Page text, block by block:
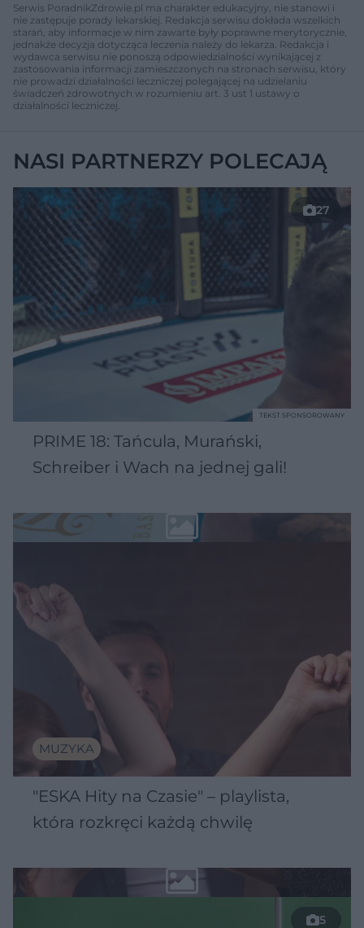
Serwis PoradnikZdrowie.pl ma charakter edukacyjny, nie stanowi i
nie zastępuje porady lekarskiej. Redakcja serwisu dokłada wszelkich
starań, aby informacje w nim zawarte były poprawne merytorycznie,
jednakże decyzja dotycząca leczenia należy do lekarza. Redakcja i
wydawca serwisu nie ponoszą odpowiedzialności wynikającej z
zastosowania informacji zamieszczonych na stronach serwisu, który
nie prowadzi działalności leczniczej polegającej na udzielaniu
świadczeń zdrowotnych w rozumieniu art. 3 ust 1 ustawy o
działalności leczniczej.
NASI PARTNERZY POLECAJĄ
27
PRIME 18: Tańcula, Murański,
Schreiber i Wach na jednej gali!
TEKST SPONSOROWANY
MUZYKA
"ESKA Hity na Czasie" – playlista,
która rozkręci każdą chwilę
5